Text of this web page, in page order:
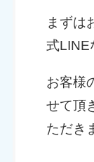
まずは
式LINE
お客様
せて頂
ただき